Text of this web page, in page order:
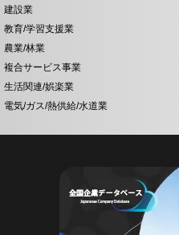
建設業
教育/学習支援業
農業/林業
複合サービス事業
生活関連/娯楽業
電気/ガス/熱供給/水道業